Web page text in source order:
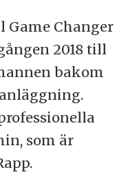
Game Changer
2018 till
bakom
som är